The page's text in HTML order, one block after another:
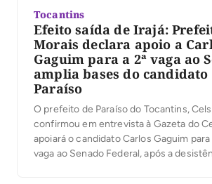
Tocantins
Efeito saída de Irajá:
Morais declara apoio a
Gaguim para a 2ª vaga ao
amplia bases do candidato
Paraíso
O prefeito de Paraíso do Tocantins,
confirmou em entrevista à Gazeta do
apoiará o candidato Carlos Gaguim
vaga ao Senado Federal, após a